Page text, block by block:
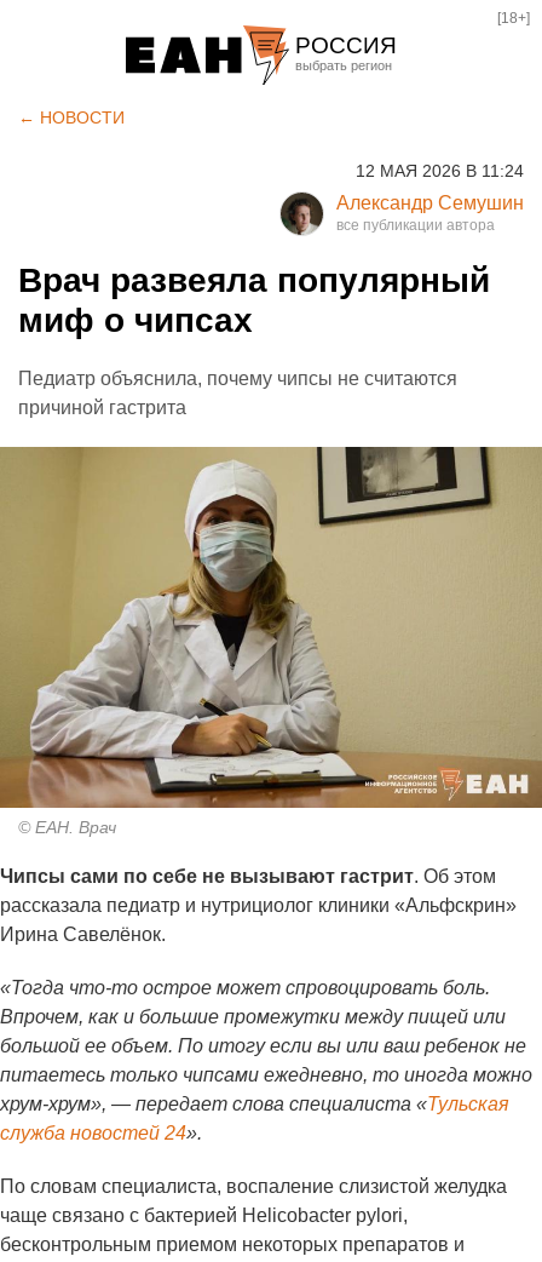
РОССИЯ
Курган
Оренбург
[18+]
← НОВОСТИ
12 МАЯ 2026 В 11:24
Александр Семушин
Врач развеяла популярный
миф о чипсах
Педиатр объяснила, почему чипсы не считаются
причиной гастрита
© ЕАН. Врач
Чипсы сами по себе не вызывают гастрит. Об этом
рассказала педиатр и нутрициолог клиники «Альфскрин»
Ирина Савелёнок.
«Тогда что-то острое может спровоцировать боль.
Впрочем, как и большие промежутки между пищей или
большой ее объем. По итогу если вы или ваш ребенок не
питаетесь только чипсами ежедневно, то иногда можно
хрум-хрум», — передает слова специалиста «Тульская
служба новостей 24».
По словам специалиста, воспаление слизистой желудка
чаще связано с бактерией Helicobacter pylori,
бесконтрольным приемом некоторых препаратов и